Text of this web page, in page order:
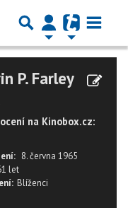
P. Farley
na Kinobox.cz:
8. června 1965
let
Blíženci